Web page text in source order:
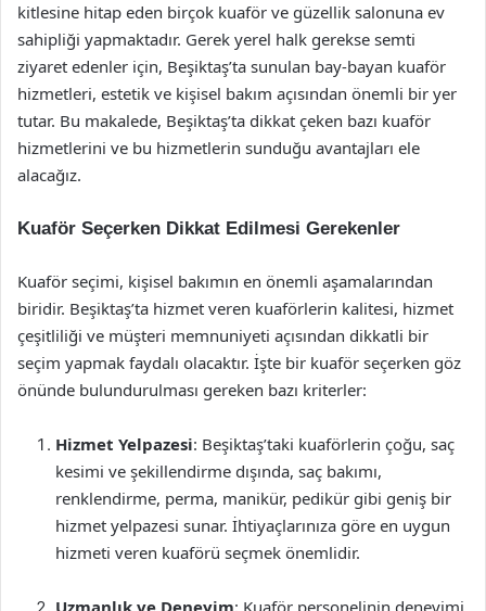
kitlesine hitap eden birçok kuaför ve güzellik salonuna ev
sahipliği yapmaktadır. Gerek yerel halk gerekse semti
ziyaret edenler için, Beşiktaş’ta sunulan bay-bayan kuaför
hizmetleri, estetik ve kişisel bakım açısından önemli bir yer
tutar. Bu makalede, Beşiktaş’ta dikkat çeken bazı kuaför
hizmetlerini ve bu hizmetlerin sunduğu avantajları ele
alacağız.
Kuaför Seçerken Dikkat Edilmesi Gerekenler
Kuaför seçimi, kişisel bakımın en önemli aşamalarından
biridir. Beşiktaş’ta hizmet veren kuaförlerin kalitesi, hizmet
çeşitliliği ve müşteri memnuniyeti açısından dikkatli bir
seçim yapmak faydalı olacaktır. İşte bir kuaför seçerken göz
önünde bulundurulması gereken bazı kriterler:
Hizmet Yelpazesi: Beşiktaş’taki kuaförlerin çoğu, saç
kesimi ve şekillendirme dışında, saç bakımı,
renklendirme, perma, manikür, pedikür gibi geniş bir
hizmet yelpazesi sunar. İhtiyaçlarınıza göre en uygun
hizmeti veren kuaförü seçmek önemlidir.
Uzmanlık ve Deneyim: Kuaför personelinin deneyimi